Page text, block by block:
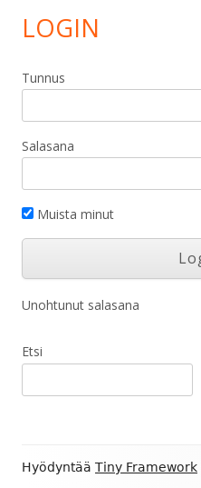
LOGIN
Tunnus
Salasana
Muista minut
Unohtunut salasana
Etsi
Alapalkin
Hyödyntää Tiny Framework